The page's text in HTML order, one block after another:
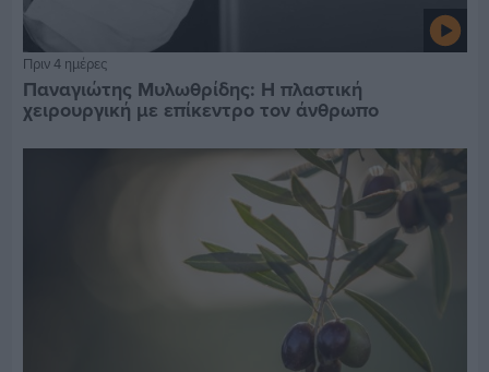
Πριν 4 ημέρες
Παναγιώτης Μυλωθρίδης: Η πλαστική
χειρουργική με επίκεντρο τον άνθρωπο